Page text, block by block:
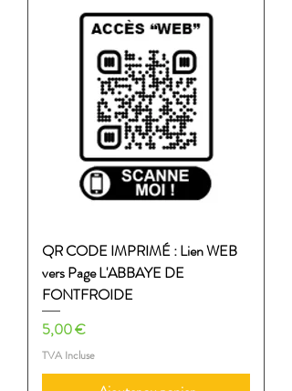
QR CODE IMPRIMÉ : Lien WEB
vers Page L'ABBAYE DE
FONTFROIDE
Prix
5,00 €
TVA Incluse